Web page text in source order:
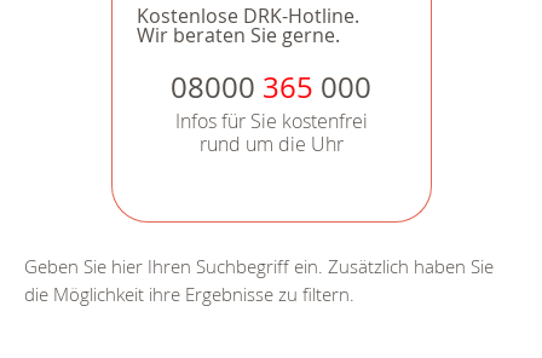
Kostenlose DRK-Hotline.
Wir beraten Sie gerne.
08000 365 000
Infos für Sie kostenfrei
rund um die Uhr
Geben Sie hier Ihren Suchbegriff ein. Zusätzlich haben Sie
die Möglichkeit ihre Ergebnisse zu filtern.